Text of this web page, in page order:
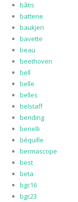
bâtis
batterie
baukjen
bavette
beau
beethoven
bell
belle
belles
belstaff
bending
benelli
béquille
bermascope
best
beta
bgc16
bgc23